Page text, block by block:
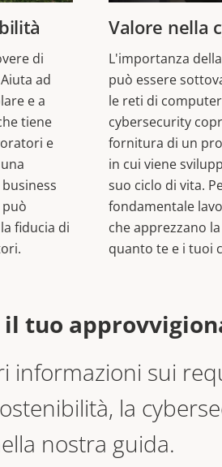
di
ad
e a
tiene
e
fiducia di
Valore nella
L'importanza della
può essere
le reti di
cybersecurity
fornitura di un
in cui viene
suo ciclo di vita.
fondamentale
che apprezzano
quanto te e i tuoi
tuo
informazioni sui
la
nostra guida.